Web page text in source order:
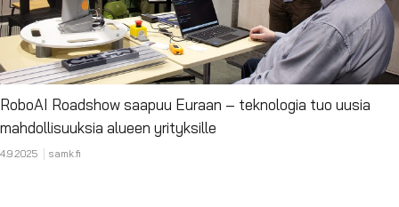
RoboAI Roadshow saapuu Euraan – teknologia tuo uusia
mahdollisuuksia alueen yrityksille
4.9.2025 samk.fi